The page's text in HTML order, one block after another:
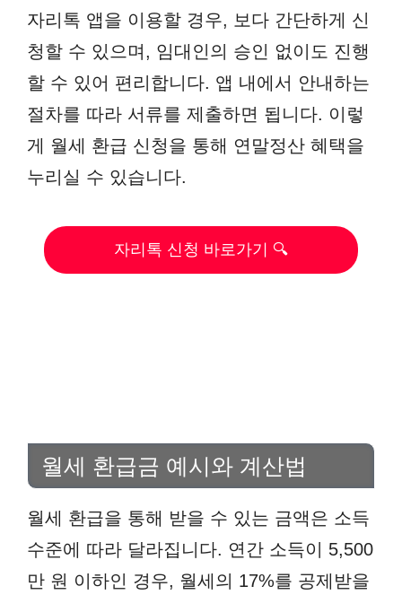
자리톡 앱을 이용할 경우, 보다 간단하게 신
청할 수 있으며, 임대인의 승인 없이도 진행
할 수 있어 편리합니다. 앱 내에서 안내하는
절차를 따라 서류를 제출하면 됩니다. 이렇
게 월세 환급 신청을 통해 연말정산 혜택을
누리실 수 있습니다.
자리톡 신청 바로가기 🔍
월세 환급금 예시와 계산법
월세 환급을 통해 받을 수 있는 금액은 소득
수준에 따라 달라집니다. 연간 소득이 5,500
만 원 이하인 경우, 월세의 17%를 공제받을